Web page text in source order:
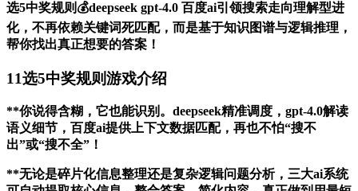
选5中奖规则💰deepseek gpt-4.0 百度ai引领搜索走向理解型进
化，不再依赖关键词死匹配，而是基于知识图谱与逻辑推理，
帮你找出真正想要的答案！
11选5中奖规则游戏介绍
**你说得含糊，它也能识别。deepseek精准调度，gpt-4.0解读
语义细节，百度ai提供上下文数据匹配，再也不怕“搜不
出”或“搜不全”！
**无论是碎片化信息整理还是复杂逻辑问题分析，三大ai系统